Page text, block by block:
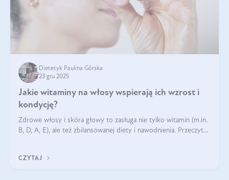
Dietetyk Paulina Górska
23 gru 2025
Jakie witaminy na włosy wspierają ich wzrost i
kondycję?
Zdrowe włosy i skóra głowy to zasługa nie tylko witamin (m.in.
B, D, A, E), ale też zbilansowanej diety i nawodnienia. Przeczytaj
CZYTAJ